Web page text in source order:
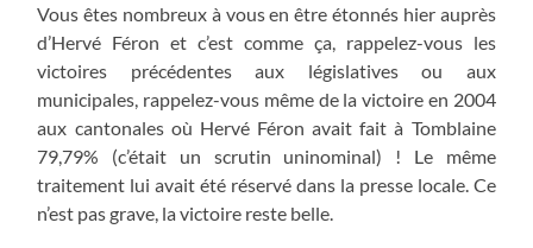
Vous êtes nombreux à vous en être étonnés hier auprès
d’Hervé Féron et c’est comme ça, rappelez-vous les
victoires précédentes aux législatives ou aux
municipales, rappelez-vous même de la victoire en 2004
aux cantonales où Hervé Féron avait fait à Tomblaine
79,79% (c’était un scrutin uninominal) ! Le même
traitement lui avait été réservé dans la presse locale. Ce
n’est pas grave, la victoire reste belle.